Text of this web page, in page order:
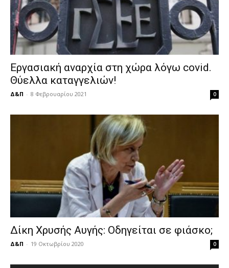
Εργασιακή αναρχία στη χώρα λόγω covid.
Θύελλα καταγγελιών!
Δ&Π - 8 Φεβρουαρίου 2021 0
Δίκη Χρυσής Αυγής: Οδηγείται σε φιάσκο;
Δ&Π - 19 Οκτωβρίου 2020 0